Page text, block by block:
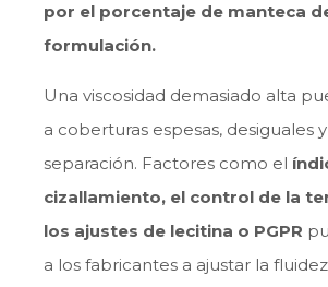
por el porcentaje de manteca
formulación.
Una viscosidad demasiado alta
a coberturas espesas, desiguales
separación. Factores como el
cizallamiento, el control de la
los ajustes de lecitina o PGPR
a los fabricantes a ajustar la